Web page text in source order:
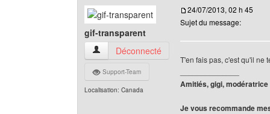
gif-transparent
gif-transparent Voir le profil de l'utilisateur
Déconnecté
Support-Team
Localisation: Canada
24/07/2013, 02 h 45
Sujet du message:
T'en fais pas, c'est qu'il ne
Amitiés, gigi, modératrice
Je vous recommande